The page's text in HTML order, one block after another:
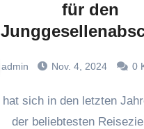
für den
admin Nov. 4, 2024 0
der beliebtesten